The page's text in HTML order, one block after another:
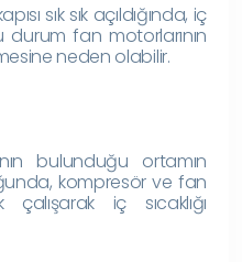
sık sık açıldığında, iç
durum fan motorlarının
neden olabilir.
bulunduğu ortamın
kompresör ve fan
iç sıcaklığı